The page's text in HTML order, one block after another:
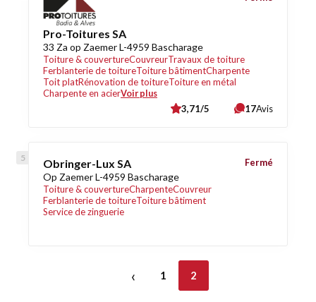
Pro-Toitures SA
33 Za op Zaemer L-4959 Bascharage
Toiture & couvertureCouvreurTravaux de toiture
Ferblanterie de toitureToiture bâtimentCharpente
Toit platRénovation de toitureToiture en métal
Charpente en acierVoir plus
3,71/5 17Avis
Obringer-Lux SA
Op Zaemer L-4959 Bascharage
Toiture & couvertureCharpenteCouvreur
Ferblanterie de toitureToiture bâtiment
Service de zinguerie
Fermé
‹ 1 2